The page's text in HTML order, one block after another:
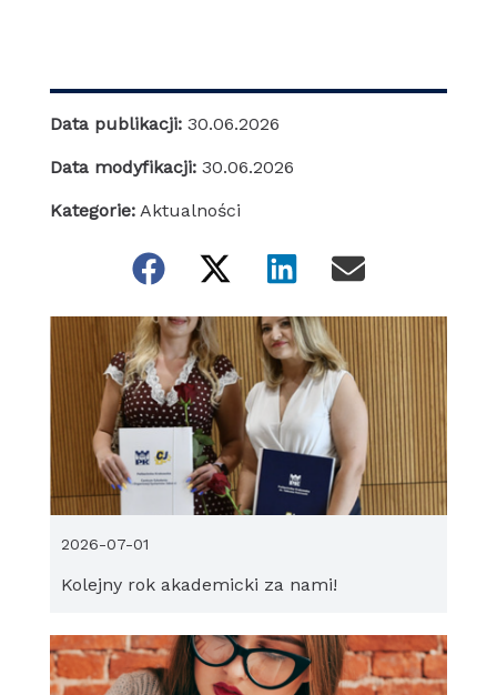
Data publikacji: 30.06.2026
Data modyfikacji: 30.06.2026
Kategorie: Aktualności
Kolejny rok akademicki za nami!
2026-07-01